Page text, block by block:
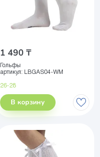
35-38
1 490 ₸
Гольфы
артикул:
LBGAS04-WM
26-28
В корзину